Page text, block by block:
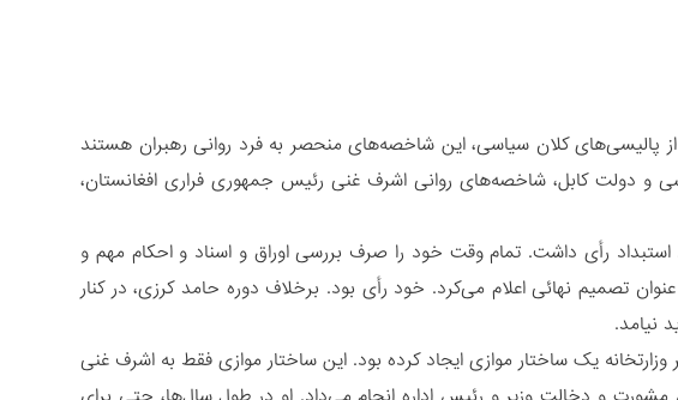
کلان سیاسی، این شاخصه‌های منحصر به فرد روانی رهبران هستند
و دولت کابل، شاخصه‌های روانی اشرف غنی رئیس جمهوری فراری افغانستان،
رأی داشت. تمام وقت خود را صرف بررسی اوراق و اسناد و احکام مهم و
تصمیم نهائی اعلام می‌کرد. خود رأی بود. برخلاف دوره حامد کرزی، در کنار
نیامد.
یک ساختار موازی ایجاد کرده بود. این ساختار موازی فقط به اشرف غنی